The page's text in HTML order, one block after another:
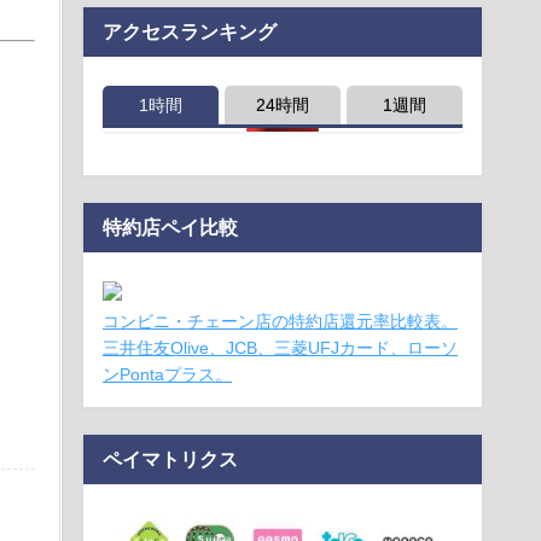
アクセスランキング
1時間 24時間 1週間
特約店ペイ比較
コンビニ・チェーン店の特約店還元率比較表。
三井住友Olive、JCB、三菱UFJカード、ローソ
ンPontaプラス。
ペイマトリクス